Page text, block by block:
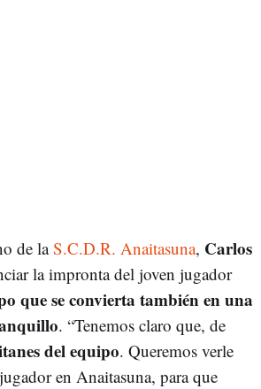
de laS.C.D.R. Anaitasuna, Carlos
la impronta del joven jugador
que se convierta también en una
. “Tenemos claro que, de
del equipo. Queremos verle
en Anaitasuna, para que